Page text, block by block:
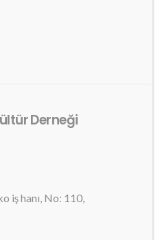
Derneği
iş hanı, No: 110,